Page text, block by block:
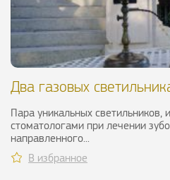
Два газовых
Пара уникальных светильников,
стоматологами при лечении
направленного...
В избранное